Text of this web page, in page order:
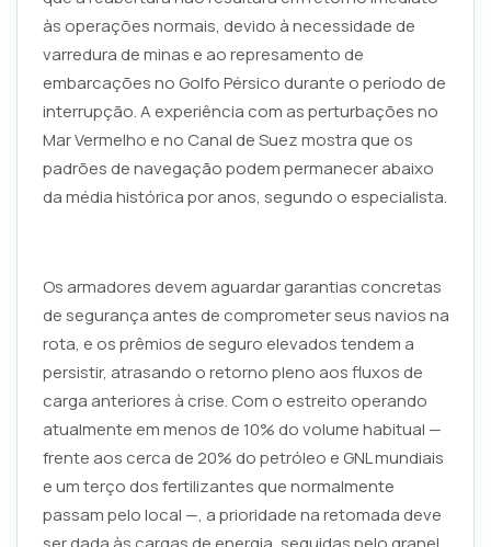
às operações normais, devido à necessidade de
varredura de minas e ao represamento de
embarcações no Golfo Pérsico durante o período de
interrupção. A experiência com as perturbações no
Mar Vermelho e no Canal de Suez mostra que os
padrões de navegação podem permanecer abaixo
da média histórica por anos, segundo o especialista.
Os armadores devem aguardar garantias concretas
de segurança antes de comprometer seus navios na
rota, e os prêmios de seguro elevados tendem a
persistir, atrasando o retorno pleno aos fluxos de
carga anteriores à crise. Com o estreito operando
atualmente em menos de 10% do volume habitual —
frente aos cerca de 20% do petróleo e GNL mundiais
e um terço dos fertilizantes que normalmente
passam pelo local —, a prioridade na retomada deve